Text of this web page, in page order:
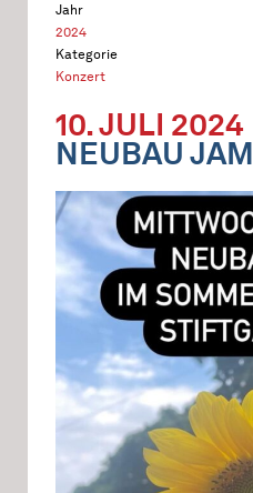
Jahr
2024
Kategorie
Konzert
10. JULI 2024
NEUBAU JAM